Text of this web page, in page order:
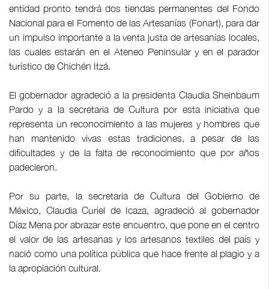
entidad pronto tendrá dos tiendas permanentes del Fondo
Nacional para el Fomento de las Artesanías (Fonart), para dar
un impulso importante a la venta justa de artesanías locales,
las cuales estarán en el Ateneo Peninsular y en el parador
turístico de Chichén Itzá.
El gobernador agradeció a la presidenta Claudia Sheinbaum
Pardo y a la secretaria de Cultura por esta iniciativa que
representa un reconocimiento a las mujeres y hombres que
han mantenido vivas estas tradiciones, a pesar de las
dificultades y de la falta de reconocimiento que por años
padecieron.
Por su parte, la secretaria de Cultura del Gobierno de
México, Claudia Curiel de Icaza, agradeció al gobernador
Díaz Mena por abrazar este encuentro, que pone en el centro
el valor de las artesanas y los artesanos textiles del país y
nació como una política pública que hace frente al plagio y a
la apropiación cultural.